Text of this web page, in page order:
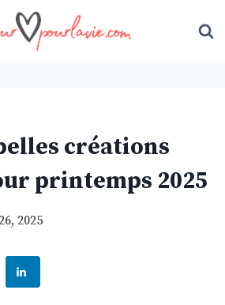
créations
printemps 2025
2025